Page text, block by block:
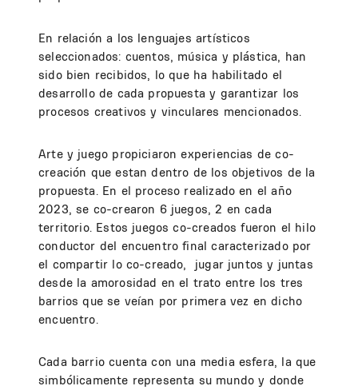
En relación a los lenguajes artísticos
seleccionados: cuentos, música y plástica, han
sido bien recibidos, lo que ha habilitado el
desarrollo de cada propuesta y garantizar los
procesos creativos y vinculares mencionados.
Arte y juego propiciaron experiencias de co-
creación que estan dentro de los objetivos de la
propuesta. En el proceso realizado en el año
2023, se co-crearon 6 juegos, 2 en cada
territorio. Estos juegos co-creados fueron el hilo
conductor del encuentro final caracterizado por
el compartir lo co-creado, jugar juntos y juntas
desde la amorosidad en el trato entre los tres
barrios que se veían por primera vez en dicho
encuentro.
Cada barrio cuenta con una media esfera, la que
simbólicamente representa su mundo y donde